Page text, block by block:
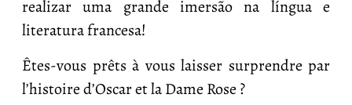
realizar uma grande imersão na língua e
literatura francesa!
Êtes-vous prêts à vous laisser surprendre par
l’histoire d’Oscar et la Dame Rose ?